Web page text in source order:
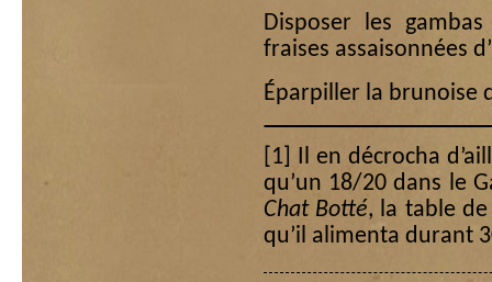
Disposer les
fraises assaisonnées
Éparpiller la brunoise
[1]
Il en décrocha
qu’un 18/20 dans le
Chat Botté, la table de
qu’il alimenta durant